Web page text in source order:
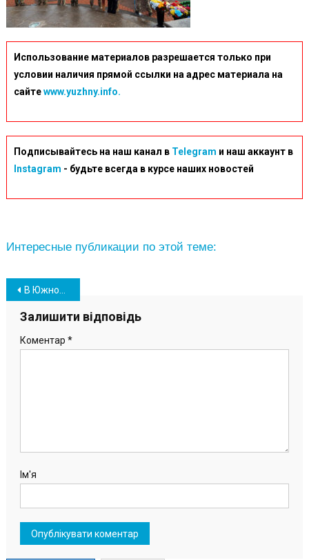
Использование материалов разрешается только при
условии наличия прямой ссылки на адрес материала на
сайтеwww.yuzhny.info.
Подписывайтесь на наш канал в Telegram и наш аккаунт в
Instagram - будьте всегда в курсе наших новостей
Интересные публикации по этой теме:
Навігація
записів
В Южному попрощалися з 36-річним азовцем Сергієм Дмитрієвим (фото)
Залишити відповідь
Коментар *
Ім'я